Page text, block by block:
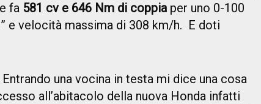
fa 581 cv e 646 Nm di coppiaper uno 0-100
e velocità massima di 308 km/h. E doti
Entrando una vocina in testa mi dice una cosa
all’abitacolo della nuova Honda infatti